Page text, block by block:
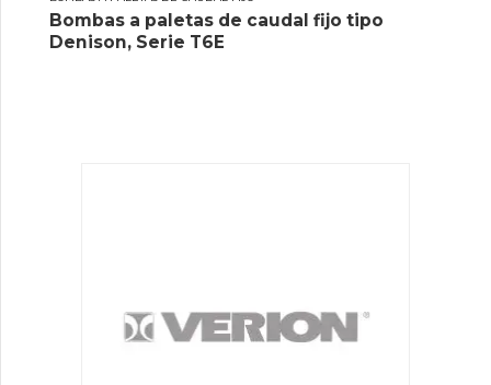
Bombas a paletas de caudal fijo tipo
Denison, Serie T6E